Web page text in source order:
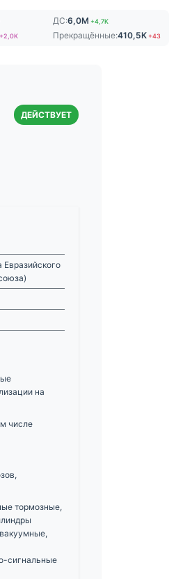
ДС:6,0M +4,7K
+2,0K Прекращённые:410,5K +43
ДЕЙСТВУЕТ
Евразийского
на
числе
тормозные,
сигнальные